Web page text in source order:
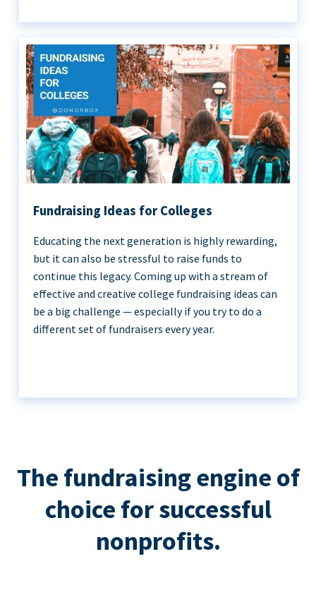
Fundraising Ideas for Colleges
Educating the next generation is highly rewarding,
but it can also be stressful to raise funds to
continue this legacy. Coming up with a stream of
effective and creative college fundraising ideas can
be a big challenge — especially if you try to do a
different set of fundraisers every year.
The fundraising engine of
choice for successful
nonprofits.